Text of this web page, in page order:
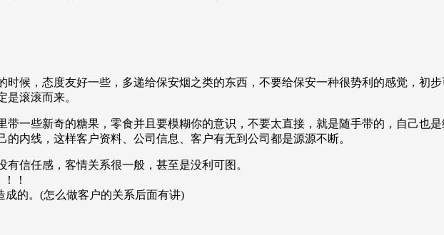
候，态度友好一些，多递给保安烟之类的东西，不要给保安一种很势利的感觉，初
滚滚而来。
一些新奇的糖果，零食并且要模糊你的意识，不要太直接，就是随手带的，自己也是
内线，这样客户资料、公司信息、客户有无到公司都是源源不断。
信任感，客情关系很一般，甚至是没利可图。
！
成的。(怎么做客户的关系后面有讲)